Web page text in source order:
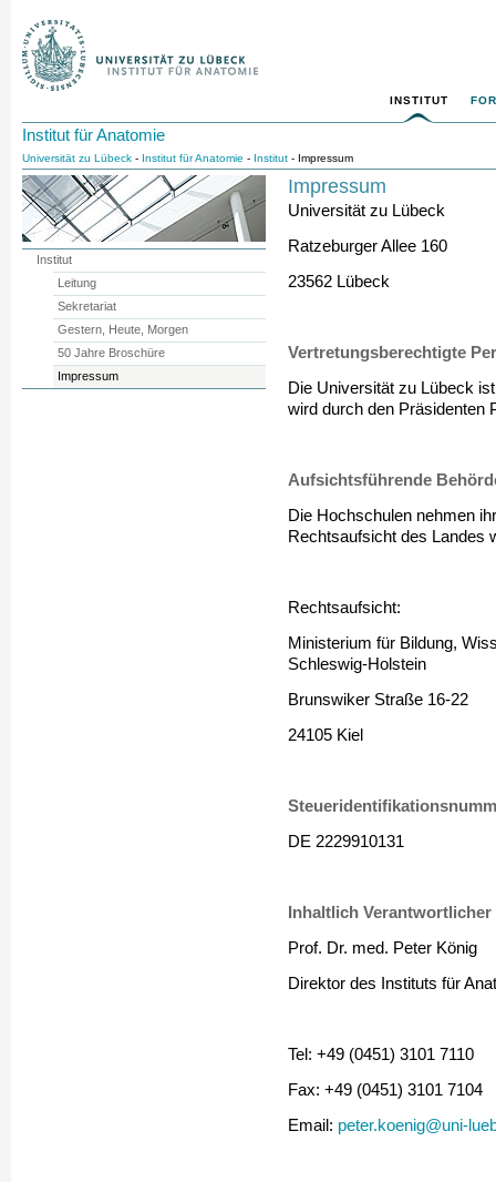
INSTITUT
Institut für Anatomie
Universität zu Lübeck - Institut für Anatomie - Institut - Impressum
Impressum
Universität zu Lübeck
Ratzeburger Allee 160
23562 Lübeck
Vertretungsberechtigte
Die Universität zu Lübeck
wird durch den Präsidenten
Aufsichtsführende
Die Hochschulen nehmen
Rechtsaufsicht des Landes
Rechtsaufsicht:
Ministerium für Bildung,
Schleswig-Holstein
Brunswiker Straße 16-22
24105 Kiel
DE 2229910131
Inhaltlich Verantwortlicher
Prof. Dr. med. Peter König
Direktor des Instituts für
Tel: +49 (0451) 3101 7110
Fax: +49 (0451) 3101 7104
Email: peter.koenig@uni-
Institut
Leitung
Sekretariat
Gestern, Heute, Morgen
50 Jahre Broschüre
Impressum